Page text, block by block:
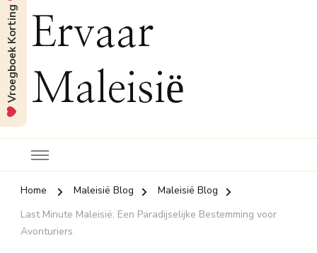
Ervaar
Maleisië
Home Maleisië Blog
Maleisië Blog
Last Minute Maleisië: Een Paradijselijke Bestemming voor
Avonturiers
Vroegboek Korting